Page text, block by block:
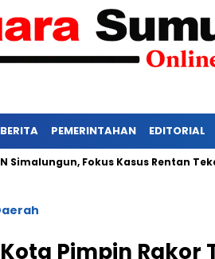
BERITA PEMERINTAHAN EDITORIAL
Fokus Kasus Rentan Tekanan
Pimpin